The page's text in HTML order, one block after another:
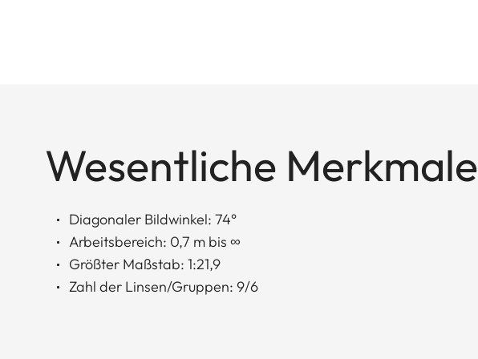
Wesentliche Merkmale
Diagonaler Bildwinkel: 74°
Arbeitsbereich: 0,7 m bis ∞
Größter Maßstab: 1:21,9
Zahl der Linsen/Gruppen: 9/6